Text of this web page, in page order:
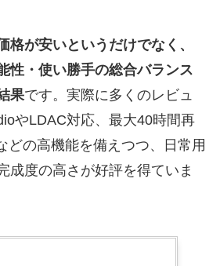
格が安いというだけでなく、
性・使い勝手の総合バランス
果です。実際に多くのレビュ
やLDAC対応、最大40時間再
の高機能を備えつつ、日常用
成度の高さが好評を得ていま